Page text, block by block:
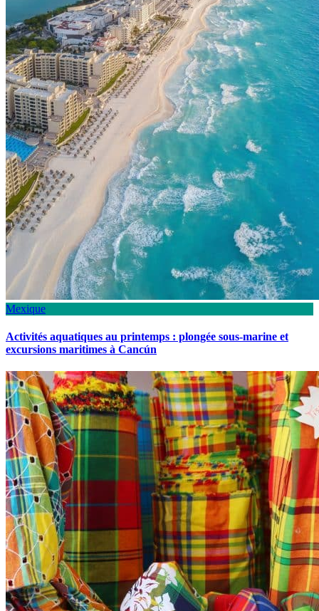
Mexique
Activités aquatiques au printemps : plongée sous-marine et
excursions maritimes à Cancún